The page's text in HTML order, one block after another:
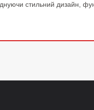
стильний дизайн,